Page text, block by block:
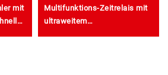
mit
Multifunktions-Zeitrelais mit
ultraweitem